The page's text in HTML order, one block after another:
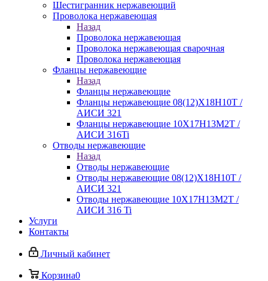
Шестигранник нержавеющий
Проволока нержавеющая
Назад
Проволока нержавеющая
Проволока нержавеющая сварочная
Проволока нержавеющая
Фланцы нержавеющие
Назад
Фланцы нержавеющие
Фланцы нержавеющие 08(12)Х18Н10Т /
АИСИ 321
Фланцы нержавеющие 10Х17Н13М2Т /
АИСИ 316Ti
Отводы нержавеющие
Назад
Отводы нержавеющие
Отводы нержавеющие 08(12)Х18Н10Т /
АИСИ 321
Отводы нержавеющие 10Х17Н13М2Т /
АИСИ 316 Ti
Услуги
Контакты
Личный кабинет
Корзина0